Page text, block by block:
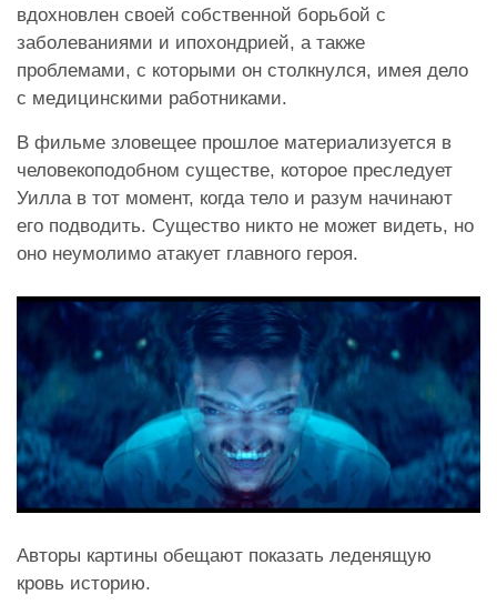
вдохновлен своей собственной борьбой с
заболеваниями и ипохондрией, а также
проблемами, с которыми он столкнулся, имея дело
с медицинскими работниками.
В фильме зловещее прошлое материализуется в
человекоподобном существе, которое преследует
Уилла в тот момент, когда тело и разум начинают
его подводить. Существо никто не может видеть, но
оно неумолимо атакует главного героя.
Авторы картины обещают показать леденящую
кровь историю.